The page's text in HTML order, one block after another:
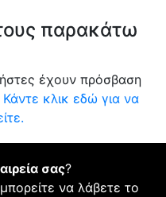
παρακάτω
έχουν πρόσβαση
Κάντε κλικ εδώ για να
σας?
να λάβετε το